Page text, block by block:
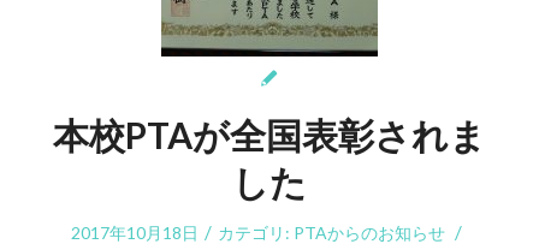
本校PTAが全国表彰されま
した
2017年10月18日 / カテゴリ: PTAからのお知らせ /